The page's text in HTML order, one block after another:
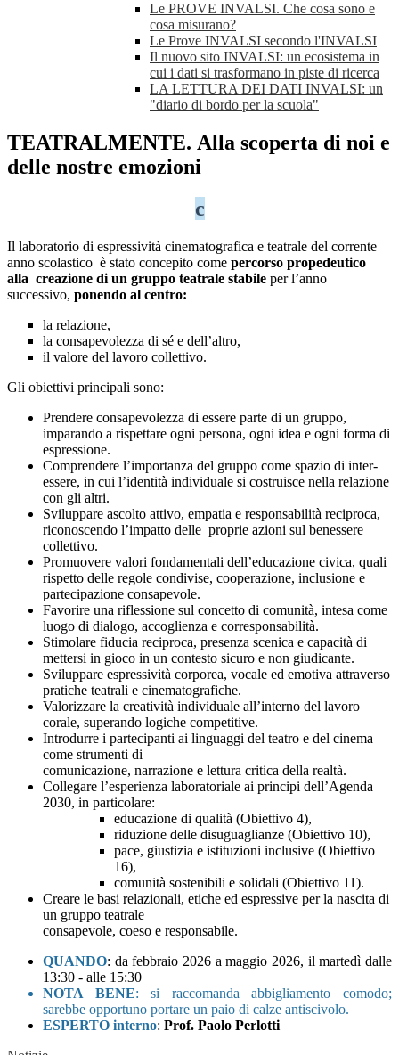
Le PROVE INVALSI. Che cosa sono e
cosa misurano?
Le Prove INVALSI secondo l'INVALSI
Il nuovo sito INVALSI: un ecosistema in
cui i dati si trasformano in piste di ricerca
LA LETTURA DEI DATI INVALSI: un
"diario di bordo per la scuola"
TEATRALMENTE. Alla scoperta di noi e
delle nostre emozioni
c
Il laboratorio di espressività cinematografica e teatrale del corrente
anno scolastico è stato concepito come percorso propedeutico
alla creazione di un gruppo teatrale stabile per l’anno
successivo, ponendo al centro:
la relazione,
la consapevolezza di sé e dell’altro,
il valore del lavoro collettivo.
Gli obiettivi principali sono:
Prendere consapevolezza di essere parte di un gruppo,
imparando a rispettare ogni persona, ogni idea e ogni forma di
espressione.
Comprendere l’importanza del gruppo come spazio di inter-
essere, in cui l’identità individuale si costruisce nella relazione
con gli altri.
Sviluppare ascolto attivo, empatia e responsabilità reciproca,
riconoscendo l’impatto delle proprie azioni sul benessere
collettivo.
Promuovere valori fondamentali dell’educazione civica, quali
rispetto delle regole condivise, cooperazione, inclusione e
partecipazione consapevole.
Favorire una riflessione sul concetto di comunità, intesa come
luogo di dialogo, accoglienza e corresponsabilità.
Stimolare fiducia reciproca, presenza scenica e capacità di
mettersi in gioco in un contesto sicuro e non giudicante.
Sviluppare espressività corporea, vocale ed emotiva attraverso
pratiche teatrali e cinematografiche.
Valorizzare la creatività individuale all’interno del lavoro
corale, superando logiche competitive.
Introdurre i partecipanti ai linguaggi del teatro e del cinema
come strumenti di
comunicazione, narrazione e lettura critica della realtà.
Collegare l’esperienza laboratoriale ai principi dell’Agenda
2030, in particolare:
educazione di qualità (Obiettivo 4),
riduzione delle disuguaglianze (Obiettivo 10),
pace, giustizia e istituzioni inclusive (Obiettivo
16),
comunità sostenibili e solidali (Obiettivo 11).
Creare le basi relazionali, etiche ed espressive per la nascita di
un gruppo teatrale
consapevole, coeso e responsabile.
QUANDO: da febbraio 2026 a maggio 2026, il martedì dalle
13:30 - alle 15:30
NOTA BENE: si raccomanda abbigliamento comodo;
sarebbe opportuno portare un paio di calze antiscivolo.
ESPERTO interno: Prof. Paolo Perlotti